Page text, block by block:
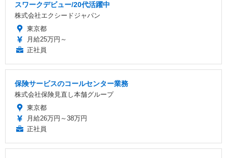
スワークデビュー/20代活躍中
株式会社エクシードジャパン
東京都
月給25万円～
正社員
保険サービスのコールセンター業務
株式会社保険見直し本舗グループ
東京都
月給26万円～38万円
正社員